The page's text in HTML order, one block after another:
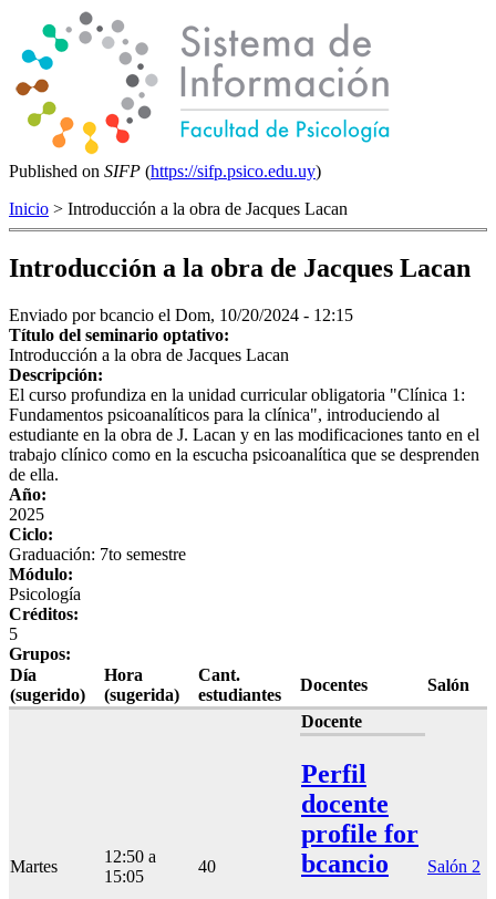
Published on SIFP (https://sifp.psico.edu.uy)
Inicio > Introducción a la obra de Jacques Lacan
Introducción a la obra de Jacques Lacan
Enviado porbcancio el Dom, 10/20/2024 - 12:15
Título del seminario optativo:
Introducción a la obra de Jacques Lacan
Descripción:
El curso profundiza en la unidad curricular obligatoria "Clínica 1:
Fundamentos psicoanalíticos para la clínica", introduciendo al
estudiante en la obra de J. Lacan y en las modificaciones tanto en el
trabajo clínico como en la escucha psicoanalítica que se desprenden
de ella.
Año:
2025
Ciclo:
Graduación: 7to semestre
Módulo:
Psicología
Créditos:
5
Grupos:
Día
(sugerido)
Hora
(sugerida)
Cant.
estudiantes
Docentes Salón
Martes
12:50 a
15:05
40
Docente
Perfil
docente
profile for
bcancio
Salón 2